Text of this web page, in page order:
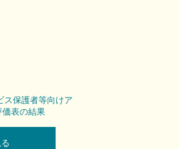
ス保護者等向けア
価表の結果